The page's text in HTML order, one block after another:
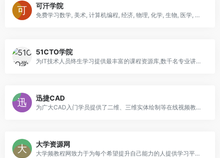
可汗学院
免费学习数学, 美术, 计算机编程, 经济, 物理, 化学, 生物, 医学, 金融, 历史等学科. 可汗学院是一个旨在为任何地方、任何人提供免费的、世界一流教育的非营利组织
51CTO学院
为IT技术人员终生学习提供最丰富的课程资源库,数千名专业讲师和大厂工程师倾力分享了数万门在线视频课程,几乎覆盖了IT技术的各个领域:java、python、php、...
迅捷CAD
为广大CAD入门学员提供了二维、三维实体绘制等在线视频教程,系统性的帮助零基础学CAD的小伙伴能够短时间内快速掌握CAD技能
大学资源网
大学频教程网致力于为每个希望提升自己能力的人提供学习平台，通过这个平台每个人都有平等提高自己能力的机会，主要学习资源有：大学、中学、小学、管理课程、销售培训、资格考试、百家讲坛、职业技能培训等视频教程